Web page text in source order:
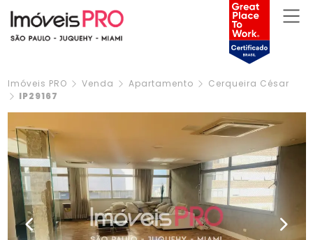
Imóveis PRO Venda Apartamento
Cerqueira César
IP29167
Previous Next